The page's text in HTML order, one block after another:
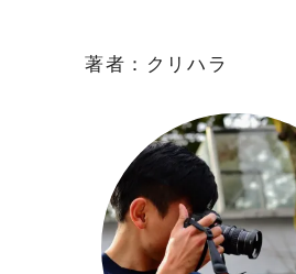
著者：クリハラ